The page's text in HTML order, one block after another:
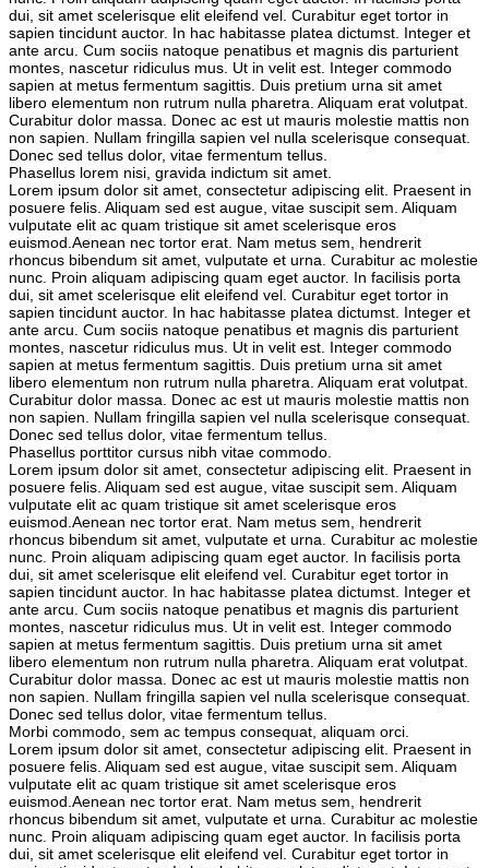
dui, sit amet scelerisque elit eleifend vel. Curabitur eget tortor in
sapien tincidunt auctor. In hac habitasse platea dictumst. Integer et
ante arcu. Cum sociis natoque penatibus et magnis dis parturient
montes, nascetur ridiculus mus. Ut in velit est. Integer commodo
sapien at metus fermentum sagittis. Duis pretium urna sit amet
libero elementum non rutrum nulla pharetra. Aliquam erat volutpat.
Curabitur dolor massa. Donec ac est ut mauris molestie mattis non
non sapien. Nullam fringilla sapien vel nulla scelerisque consequat.
Donec sed tellus dolor, vitae fermentum tellus.
Phasellus lorem nisi, gravida indictum sit amet.
Lorem ipsum dolor sit amet, consectetur adipiscing elit. Praesent in
posuere felis. Aliquam sed est augue, vitae suscipit sem. Aliquam
vulputate elit ac quam tristique sit amet scelerisque eros
euismod.Aenean nec tortor erat. Nam metus sem, hendrerit
rhoncus bibendum sit amet, vulputate et urna. Curabitur ac molestie
nunc. Proin aliquam adipiscing quam eget auctor. In facilisis porta
dui, sit amet scelerisque elit eleifend vel. Curabitur eget tortor in
sapien tincidunt auctor. In hac habitasse platea dictumst. Integer et
ante arcu. Cum sociis natoque penatibus et magnis dis parturient
montes, nascetur ridiculus mus. Ut in velit est. Integer commodo
sapien at metus fermentum sagittis. Duis pretium urna sit amet
libero elementum non rutrum nulla pharetra. Aliquam erat volutpat.
Curabitur dolor massa. Donec ac est ut mauris molestie mattis non
non sapien. Nullam fringilla sapien vel nulla scelerisque consequat.
Donec sed tellus dolor, vitae fermentum tellus.
Phasellus porttitor cursus nibh vitae commodo.
Lorem ipsum dolor sit amet, consectetur adipiscing elit. Praesent in
posuere felis. Aliquam sed est augue, vitae suscipit sem. Aliquam
vulputate elit ac quam tristique sit amet scelerisque eros
euismod.Aenean nec tortor erat. Nam metus sem, hendrerit
rhoncus bibendum sit amet, vulputate et urna. Curabitur ac molestie
nunc. Proin aliquam adipiscing quam eget auctor. In facilisis porta
dui, sit amet scelerisque elit eleifend vel. Curabitur eget tortor in
sapien tincidunt auctor. In hac habitasse platea dictumst. Integer et
ante arcu. Cum sociis natoque penatibus et magnis dis parturient
montes, nascetur ridiculus mus. Ut in velit est. Integer commodo
sapien at metus fermentum sagittis. Duis pretium urna sit amet
libero elementum non rutrum nulla pharetra. Aliquam erat volutpat.
Curabitur dolor massa. Donec ac est ut mauris molestie mattis non
non sapien. Nullam fringilla sapien vel nulla scelerisque consequat.
Donec sed tellus dolor, vitae fermentum tellus.
Morbi commodo, sem ac tempus consequat, aliquam orci.
Lorem ipsum dolor sit amet, consectetur adipiscing elit. Praesent in
posuere felis. Aliquam sed est augue, vitae suscipit sem. Aliquam
vulputate elit ac quam tristique sit amet scelerisque eros
euismod.Aenean nec tortor erat. Nam metus sem, hendrerit
rhoncus bibendum sit amet, vulputate et urna. Curabitur ac molestie
nunc. Proin aliquam adipiscing quam eget auctor. In facilisis porta
dui, sit amet scelerisque elit eleifend vel. Curabitur eget tortor in